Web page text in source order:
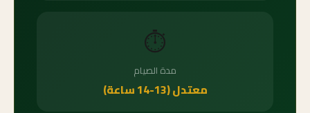
⏱️
مدة الصيام
معتدل (13-14 ساعة)